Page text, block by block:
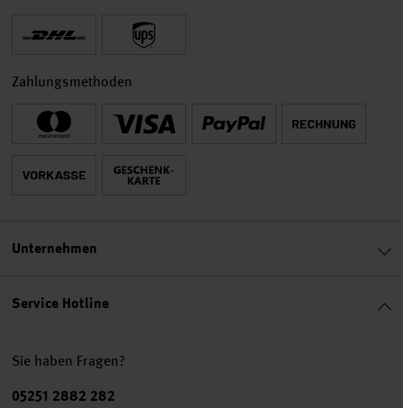
Service Hotline
Sie haben Fragen?
Telefonnummer
05251 2882 282
Zahlungsmethoden
Unternehmen